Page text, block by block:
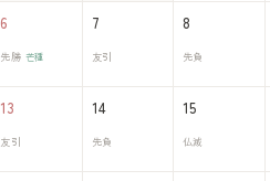
6
先勝 芒種
7
友引
8
先負
13
友引
14
先負
15
仏滅